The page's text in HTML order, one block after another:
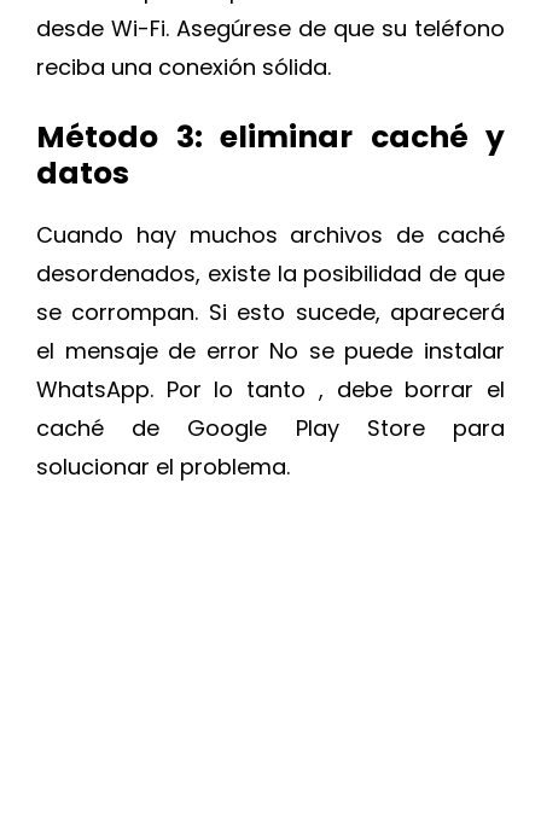
desde Wi-Fi. Asegúrese de que su teléfono
reciba una conexión sólida.
Método 3: eliminar caché y
datos
Cuando hay muchos archivos de caché
desordenados, existe la posibilidad de que
se corrompan. Si esto sucede, aparecerá
el mensaje de error No se puede instalar
WhatsApp. Por lo tanto , debe borrar el
caché de Google Play Store para
solucionar el problema.